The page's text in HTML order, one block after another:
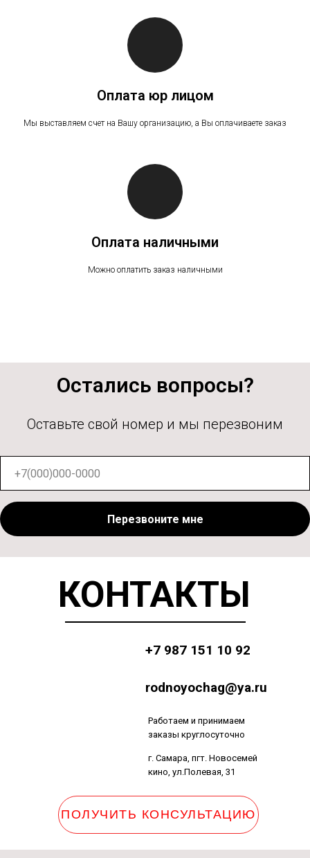
Оплата юр лицом
Мы выставляем счет на Вашу организацию, а Вы оплачиваете заказ
Оплата наличными
Можно оплатить заказ наличными
Остались вопросы?
Оставьте свой номер и мы перезвоним
Перезвоните мне
Работаем и принимаем
заказы круглосуточно
+7 987 151 10 92
rodnoyochag@ya.ru
г. Самара, пгт. Новосемей
кино, ул.Полевая, 31
КОНТАКТЫ
ПОЛУЧИТЬ КОНСУЛЬТАЦИЮ